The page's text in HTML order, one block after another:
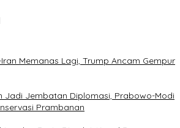
Memanas Lagi, Trump Ancam Gempur
Jadi Jembatan Diplomasi, Prabowo-Modi
Prambanan